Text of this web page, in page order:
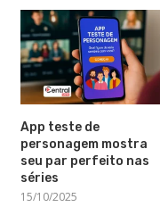
App teste de
personagem mostra
seu par perfeito nas
séries
15/10/2025